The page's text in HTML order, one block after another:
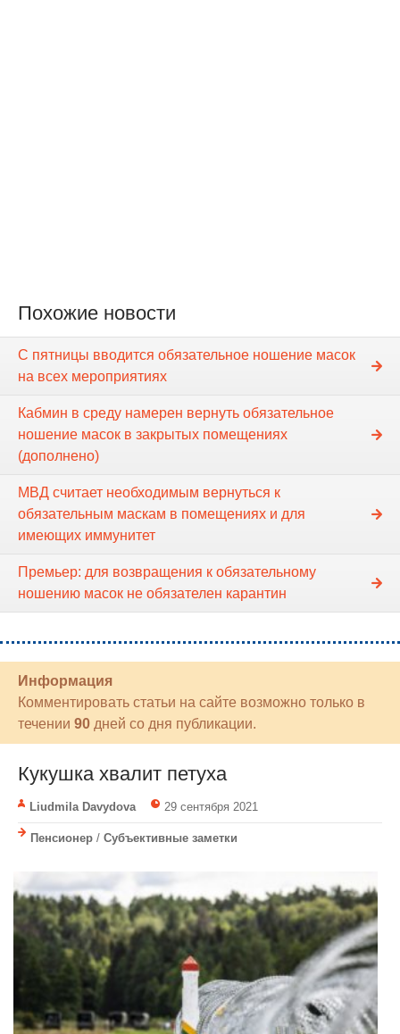
Похожие новости
С пятницы вводится обязательное ношение масок
на всех мероприятиях
Кабмин в среду намерен вернуть обязательное
ношение масок в закрытых помещениях
(дополнено)
МВД считает необходимым вернуться к
обязательным маскам в помещениях и для
имеющих иммунитет
Премьер: для возвращения к обязательному
ношению масок не обязателен карантин
Информация
Комментировать статьи на сайте возможно только в
течении 90 дней со дня публикации.
Кукушка хвалит петуха
Liudmila Davydova 29 сентября 2021
Пенсионер / Субъективные заметки